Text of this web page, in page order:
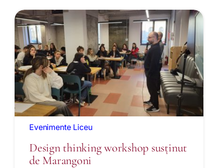
Evenimente Liceu
Design thinking workshop susținut
de Marangoni